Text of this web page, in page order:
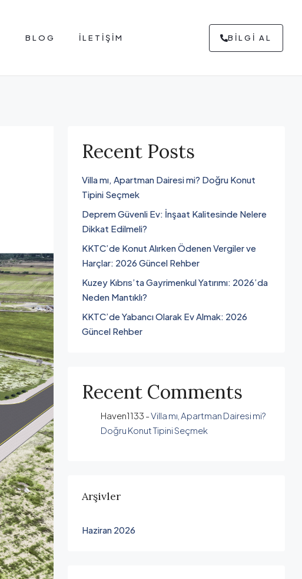
BLOG İLETIŞIM BILGI AL
Recent Posts
Villa mı, Apartman Dairesi mi? Doğru Konut
Tipini Seçmek
Deprem Güvenli Ev: İnşaat Kalitesinde Nelere
Dikkat Edilmeli?
KKTC’de Konut Alırken Ödenen Vergiler ve
Harçlar: 2026 Güncel Rehber
Kuzey Kıbrıs’ta Gayrimenkul Yatırımı: 2026’da
Neden Mantıklı?
KKTC’de Yabancı Olarak Ev Almak: 2026
Güncel Rehber
Recent Comments
Haven1133 -Villa mı, Apartman Dairesi mi?
Doğru Konut Tipini Seçmek
Arşivler
Haziran 2026